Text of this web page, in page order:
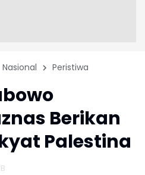
Nasional Peristiwa
Berikan
Palestina